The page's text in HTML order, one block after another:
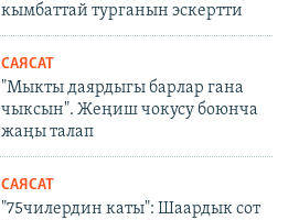
кымбаттай турганын эскертти
САЯСАТ
"Мыкты даярдыгы барлар гана
чыксын". Жеңиш чокусу боюнча
жаңы талап
САЯСАТ
"75чилердин каты": Шаардык сот